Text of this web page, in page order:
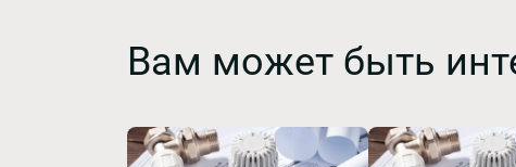
Вам может быть